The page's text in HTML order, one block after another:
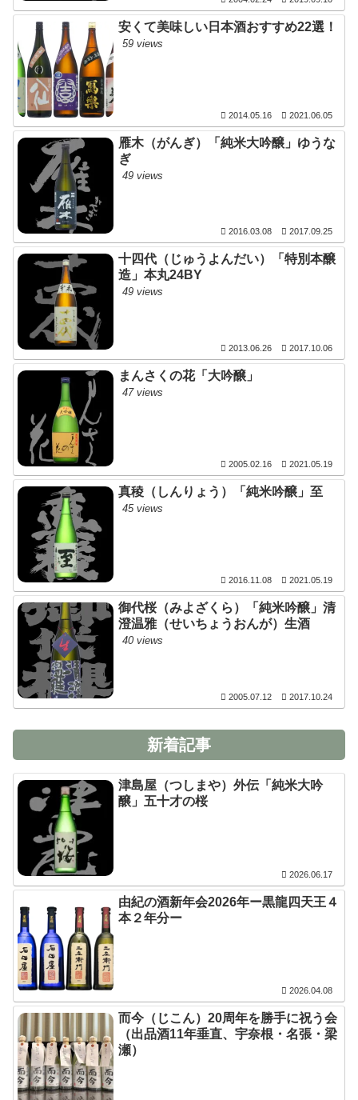
安くて美味しい日本酒おすすめ22選！
59 views
2014.05.16 2021.06.05
雁木（がんぎ）「純米大吟醸」ゆうな
ぎ
49 views
2016.03.08 2017.09.25
十四代（じゅうよんだい）「特別本醸
造」本丸24BY
49 views
2013.06.26 2017.10.06
まんさくの花「大吟醸」
47 views
2005.02.16 2021.05.19
真稜（しんりょう）「純米吟醸」至
45 views
2016.11.08 2021.05.19
御代桜（みよざくら）「純米吟醸」清
澄温雅（せいちょうおんが）生酒
40 views
2005.07.12 2017.10.24
新着記事
津島屋（つしまや）外伝「純米大吟
醸」五十才の桜
2026.06.17
由紀の酒新年会2026年ー黒龍四天王４
本２年分ー
2026.04.08
而今（じこん）20周年を勝手に祝う会
（出品酒11年垂直、宇奈根・名張・梁
瀬）